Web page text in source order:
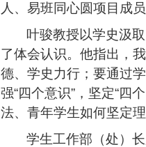
人、 易班同心圆项目成
叶骏教授以学史汲
了体会认识。他指出，
德、学史力行；要通过
强“四个意识”，坚定“四
法、青年学生如何坚定
学生工作部（处）